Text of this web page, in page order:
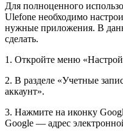
Для полноценного
Ulefone необходимо
нужные приложения. В
сделать.
1. Откройте меню
2. В разделе «Учетные
аккаунт».
3. Нажмите на иконку
Google — адрес